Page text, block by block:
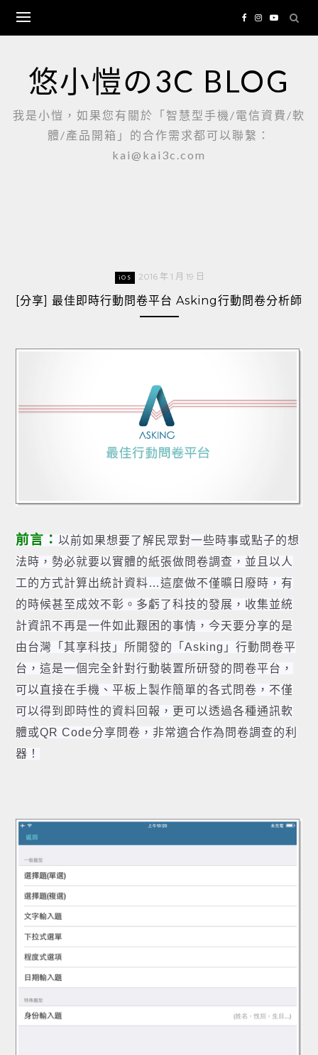
content
悠小愷の3C BLOG
我是小愷，如果您有關於「智慧型手機/電信資費/軟
體/產品開箱」的合作需求都可以聯繫：
kai@kai3c.com
iOS 2016 年 1 月 19 日
[分享] 最佳即時行動問卷平台 Asking行動問卷分析師
前言： 以前如果想要了解民眾對一些時事或點子的想
法時，勢必就要以實體的紙張做問卷調查，並且以人
工的方式計算出統計資料…這麼做不僅曠日廢時，有
的時候甚至成效不彰。多虧了科技的發展，收集並統
計資訊不再是一件如此艱困的事情，今天要分享的是
由台灣「其享科技」所開發的「Asking」行動問卷平
台，這是一個完全針對行動裝置所研發的問卷平台，
可以直接在手機、平板上製作簡單的各式問卷，不僅
可以得到即時性的資料回報，更可以透過各種通訊軟
體或QR Code分享問卷，非常適合作為問卷調查的利
器！